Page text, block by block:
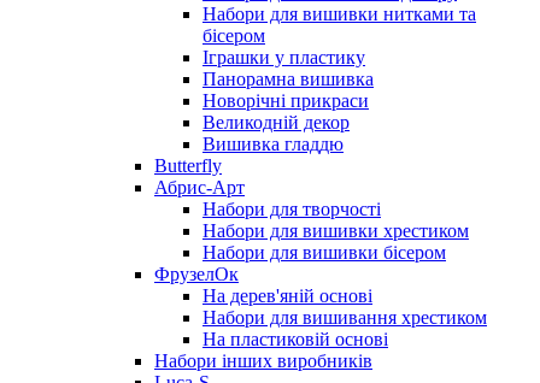
Набори для вишивки нитками та
бісером
Іграшки у пластику
Панорамна вишивка
Новорічні прикраси
Великодній декор
Вишивка гладдю
Butterfly
Абрис-Арт
Набори для творчості
Набори для вишивки хрестиком
Набори для вишивки бісером
ФрузелОк
На дерев'яній основі
Набори для вишивання хрестиком
На пластиковій основі
Набори інших виробників